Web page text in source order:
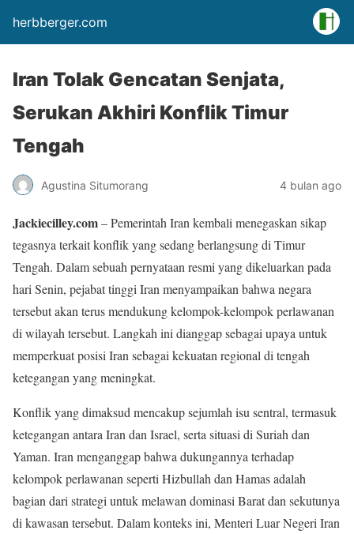
herbberger.com
Iran Tolak Gencatan Senjata,
Serukan Akhiri Konflik Timur
Tengah
Agustina Situmorang 4 bulan ago
Jackiecilley.com– Pemerintah Iran kembali menegaskan sikap
tegasnya terkait konflik yang sedang berlangsung di Timur
Tengah. Dalam sebuah pernyataan resmi yang dikeluarkan pada
hari Senin, pejabat tinggi Iran menyampaikan bahwa negara
tersebut akan terus mendukung kelompok-kelompok perlawanan
di wilayah tersebut. Langkah ini dianggap sebagai upaya untuk
memperkuat posisi Iran sebagai kekuatan regional di tengah
ketegangan yang meningkat.
Konflik yang dimaksud mencakup sejumlah isu sentral, termasuk
ketegangan antara Iran dan Israel, serta situasi di Suriah dan
Yaman. Iran menganggap bahwa dukungannya terhadap
kelompok perlawanan seperti Hizbullah dan Hamas adalah
bagian dari strategi untuk melawan dominasi Barat dan sekutunya
di kawasan tersebut. Dalam konteks ini, Menteri Luar Negeri Iran